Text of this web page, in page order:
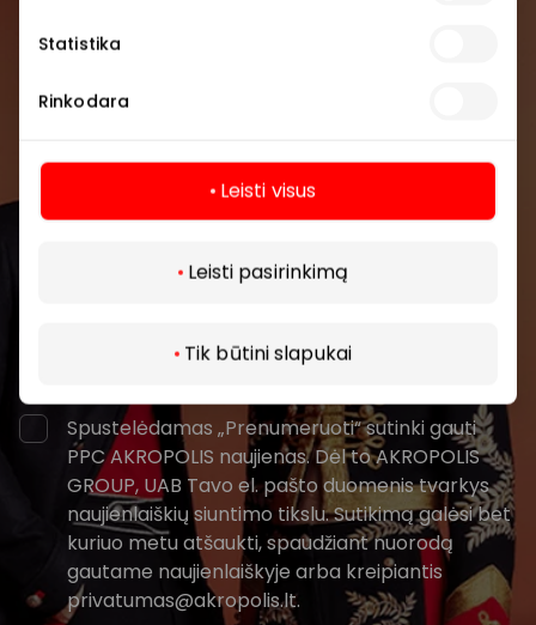
Statistika
Rinkodara
Leisti visus
Leisti pasirinkimą
Tik būtini slapukai
Pirmieji sužinokite apie geriausius pasiūlymus,
Prenumeruoti
Spustelėdamas „Prenumeruoti“ sutinki gauti
PPC AKROPOLIS naujienas. Dėl to AKROPOLIS
GROUP, UAB Tavo el. pašto duomenis tvarkys
naujienlaiškių siuntimo tikslu. Sutikimą galėsi bet
kuriuo metu atšaukti, spaudžiant nuorodą
gautame naujienlaiškyje arba kreipiantis
privatumas@akropolis.lt.
Daugiau